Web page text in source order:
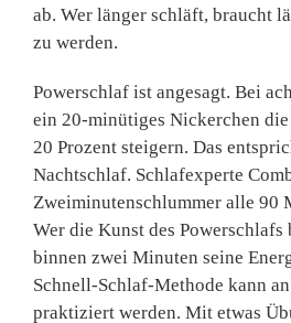
ab. Wer länger schläft, braucht
zu werden.
Powerschlaf ist ange­sagt. Bei
ein 20-minütiges Nicker­chen
20 Prozent steigern. Das
Nachtschlaf. Schlafexperte
Zweiminutenschlummer alle 90
Wer die Kunst des Powerschlafs
binnen zwei Minuten seine
Schnell-Schlaf-Metho­de kann
praktiziert werden. Mit etwas